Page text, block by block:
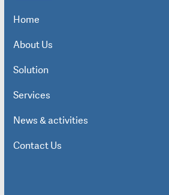
Home
About Us
Solution
Services
News & activities
Contact Us